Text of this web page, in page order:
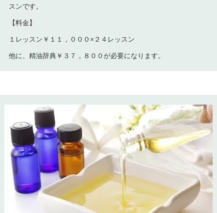
スンです。
【料金】
１レッスン￥１１，０００×２４レッスン
他に、精油辞典￥３７，８００が必要になります。